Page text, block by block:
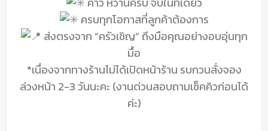
ครบทุกโอกาสที่ลูกค้าต้องการ
ส่งตรงจาก “ครัวเชิญ” ถึงมือคุณอย่างอบอุ่นทุก
มื้อ
*เนื่องจากทางร้านไม่ได้เปิดหน้าร้าน รบกวนสั่งจอง
ล่วงหน้า 2-3 วันนะคะ (งานด่วนสอบถามเช็คคิวก่อนได้
ค่ะ)